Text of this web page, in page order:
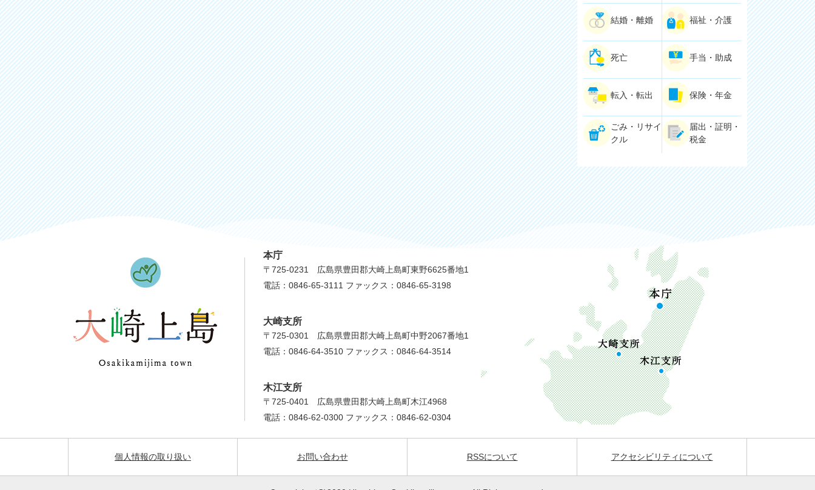
結婚・離婚 福祉・介護
死亡 手当・助成
転入・転出 保険・年金
ごみ・リサイ
クル
届出・証明・
税金
本庁
〒725-0231 広島県豊田郡大崎上島町東野6625番地1
電話：0846-65-3111 ファックス：0846-65-3198
大崎支所
〒725-0301 広島県豊田郡大崎上島町中野2067番地1
電話：0846-64-3510 ファックス：0846-64-3514
木江支所
〒725-0401 広島県豊田郡大崎上島町木江4968
電話：0846-62-0300 ファックス：0846-62-0304
個人情報の取り扱い お問い合わせ RSSについて アクセシビリティについて